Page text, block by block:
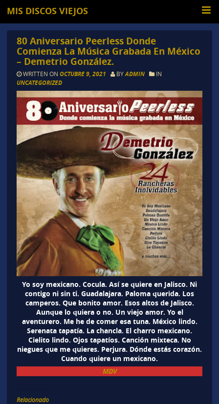
MIS DISCOS VIEJOS
80 Aniversario Peerless Donde
Comienza La Música Grabada En México
– Demetrio González.
WRITTEN ON OCTUBRE 9, 2021 BYADMIN IN
UNCATEGORIZED
Yo soy mexicano. Cocula. Así se quiere en Jalisco. Ni
contigo ni sin ti. Guadalajara. Paloma querida. Los
camperos. Que bonito amor. Esos altos de Jalisco.
Aunque lo quiera o no. Un viejo amor. Yo el
aventurero. Me he de comer esa tuna. México lindo.
Serenata tapatía. La chancla. El charro mexicano.
Cielito lindo. Ojos tapatíos. Canción mixteca. No
niegues que me quieres. Perjura. Dónde estás corazón.
Cuando quiere un mexicano.
MDV
Relacionado